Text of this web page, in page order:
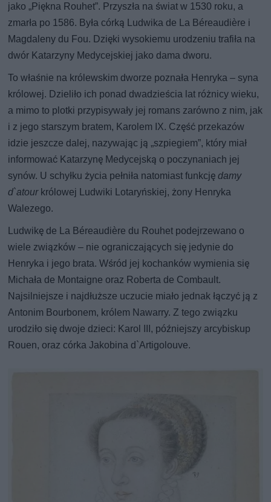
jako „Piękna Rouhet”. Przyszła na świat w 1530 roku, a
zmarła po 1586. Była córką Ludwika de La Béreaudière i
Magdaleny du Fou. Dzięki wysokiemu urodzeniu trafiła na
dwór Katarzyny Medycejskiej jako dama dworu.
To właśnie na królewskim dworze poznała Henryka – syna
królowej. Dzieliło ich ponad dwadzieścia lat różnicy wieku,
a mimo to plotki przypisywały jej romans zarówno z nim, jak
i z jego starszym bratem, Karolem IX. Część przekazów
idzie jeszcze dalej, nazywając ją „szpiegiem”, który miał
informować Katarzynę Medycejską o poczynaniach jej
synów. U schyłku życia pełniła natomiast funkcjędamy
d`atourkrólowej Ludwiki Lotaryńskiej, żony Henryka
Walezego.
Ludwikę de La Béreaudière du Rouhet podejrzewano o
wiele związków – nie ograniczających się jedynie do
Henryka i jego brata. Wśród jej kochanków wymienia się
Michała de Montaigne oraz Roberta de Combault.
Najsilniejsze i najdłuższe uczucie miało jednak łączyć ją z
Antonim Bourbonem, królem Nawarry. Z tego związku
urodziło się dwoje dzieci: Karol III, późniejszy arcybiskup
Rouen, oraz córka Jakobina d`Artigolouve.